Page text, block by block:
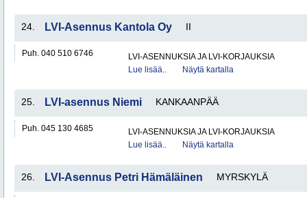
24. LVI-Asennus Kantola Oy II
Puh. 040 510 6746
LVI-ASENNUKSIA JA LVI-KORJAUKSIA
Lue lisää..
Näytä kartalla
25. LVI-asennus Niemi KANKAANPÄÄ
Puh. 045 130 4685
LVI-ASENNUKSIA JA LVI-KORJAUKSIA
Lue lisää..
Näytä kartalla
26. LVI-Asennus Petri Hämäläinen MYRSKYLÄ